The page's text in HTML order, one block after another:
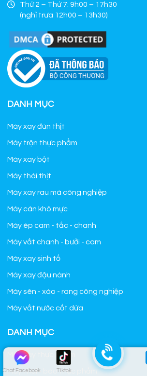
Chat Facebook Tiktok
Thứ 2 – Thứ 7: 9h00 – 17h30
(nghỉ trưa 12h00 – 13h30)
DANH MỤC
Máy xay đùn thịt
Máy trộn thực phẩm
Máy xay bột
Máy thái thịt
Máy xay rau má công nghiệp
Máy cán khô mực
Máy ép cam - tắc - chanh
Máy vắt chanh - bưởi - cam
Máy xay sinh tố
Máy xay đậu nành
Máy sên - xào - rang công nghiệp
Máy vắt nước cốt dừa
DANH MỤC
Máy xay thực phẩm
Máy thái - bào thực phẩm